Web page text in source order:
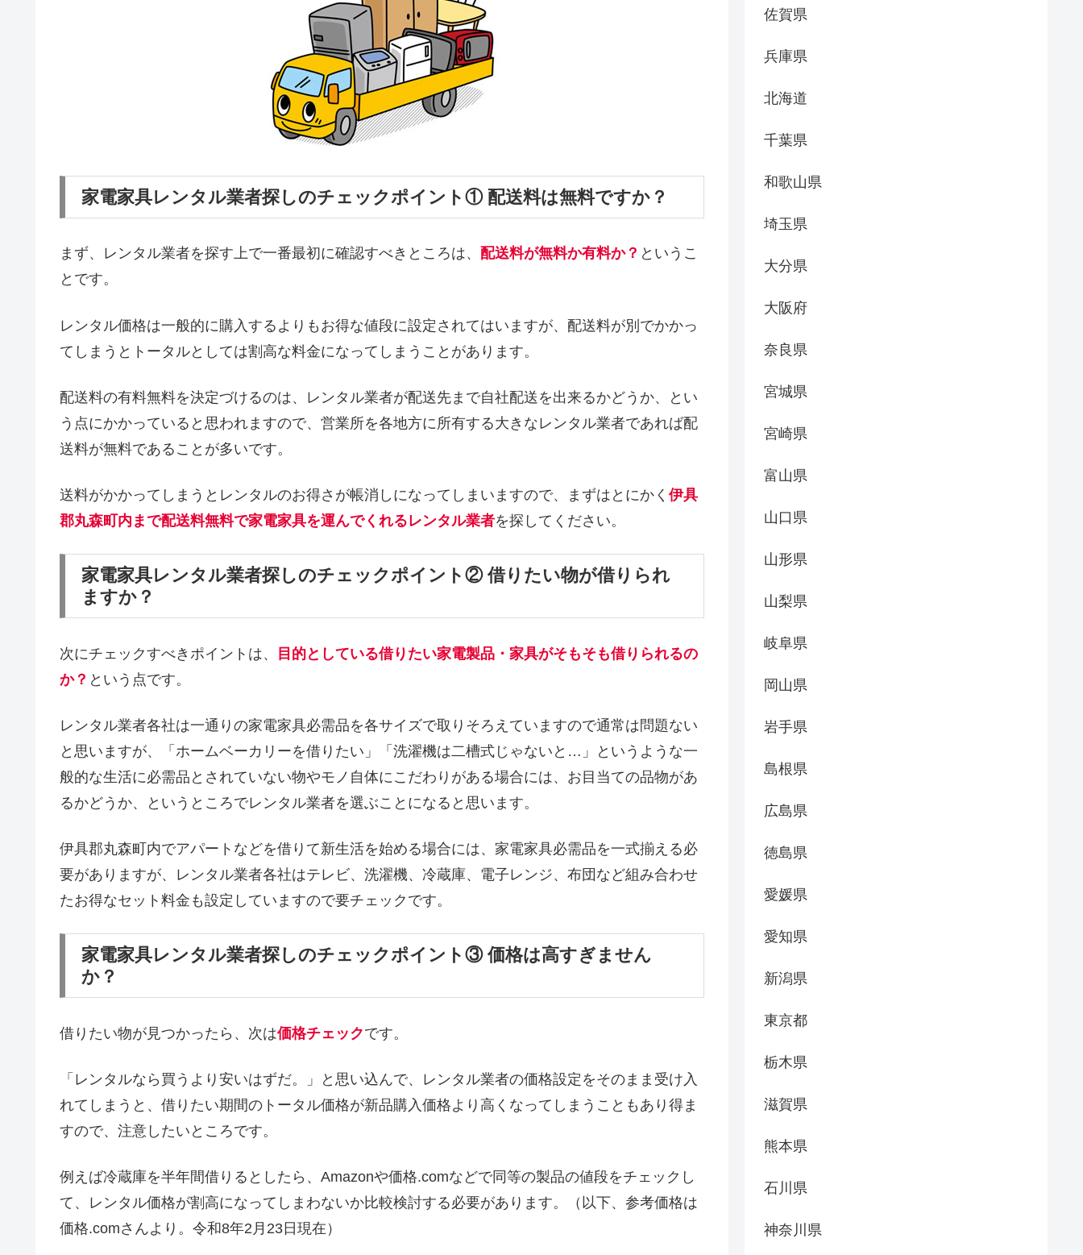
家電家具レンタル業者探しのチェックポイント① 配送料は無料ですか？
まず、レンタル業者を探す上で一番最初に確認すべきところは、 配送料が無料か有料か？ というこ
とです。
レンタル価格は一般的に購入するよりもお得な値段に設定されてはいますが、配送料が別でかかっ
てしまうとトータルとしては割高な料金になってしまうことがあります。
配送料の有料無料を決定づけるのは、レンタル業者が配送先まで自社配送を出来るかどうか、とい
う点にかかっていると思われますので、営業所を各地方に所有する大きなレンタル業者であれば配
送料が無料であることが多いです。
送料がかかってしまうとレンタルのお得さが帳消しになってしまいますので、まずはとにかく 伊具
郡丸森町内まで配送料無料で家電家具を運んでくれるレンタル業者を探してください。
家電家具レンタル業者探しのチェックポイント② 借りたい物が借りられ
ますか？
次にチェックすべきポイントは、
目的としている借りたい家電製品・家具がそもそも借りられるの
か？ という点です。
レンタル業者各社は一通りの家電家具必需品を各サイズで取りそろえていますので通常は問題ない
と思いますが、「ホームベーカリーを借りたい」「洗濯機は二槽式じゃないと…」というような一
般的な生活に必需品とされていない物やモノ自体にこだわりがある場合には、お目当ての品物があ
るかどうか、というところでレンタル業者を選ぶことになると思います。
伊具郡丸森町内でアパートなどを借りて新生活を始める場合には、家電家具必需品を一式揃える必
要がありますが、レンタル業者各社はテレビ、洗濯機、冷蔵庫、電子レンジ、布団など組み合わせ
たお得なセット料金も設定していますので要チェックです。
家電家具レンタル業者探しのチェックポイント③ 価格は高すぎません
か？
借りたい物が見つかったら、次は価格チェックです。
「レンタルなら買うより安いはずだ。」と思い込んで、レンタル業者の価格設定をそのまま受け入
れてしまうと、借りたい期間のトータル価格が新品購入価格より高くなってしまうこともあり得ま
すので、注意したいところです。
例えば冷蔵庫を半年間借りるとしたら、Amazonや価格.comなどで同等の製品の値段をチェックし
て、レンタル価格が割高になってしまわないか比較検討する必要があります。（以下、参考価格は
価格.comさんより。令和8年2月23日現在）
佐賀県
兵庫県
北海道
千葉県
和歌山県
埼玉県
大分県
大阪府
奈良県
宮城県
宮崎県
富山県
山口県
山形県
山梨県
岐阜県
岡山県
岩手県
島根県
広島県
徳島県
愛媛県
愛知県
新潟県
東京都
栃木県
滋賀県
熊本県
石川県
神奈川県